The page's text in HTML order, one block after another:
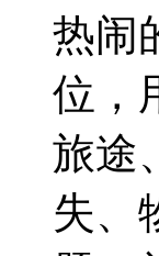
热闹
位，
旅途
失、